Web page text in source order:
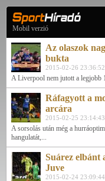
Mobil verzió
Az olaszok
bukta
2015-02-26 23:36:52
A Liverpool nem jutott a legjobb
Ráfagyott a
arcára
2015-02-25 23:14:43
A sorsolás után még a
hangulatát,...
Suárez elbánt
Juve
2015-02-24 23:09:44